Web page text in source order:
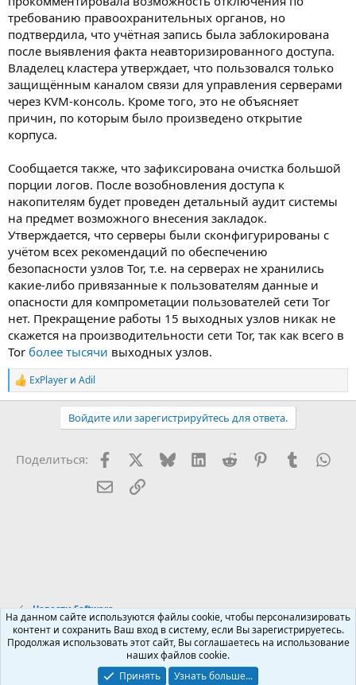
требованию правоохранительных органов, но
подтвердила, что учётная запись была заблокирована
после выявления факта неавторизированного доступа.
Владелец кластера утверждает, что пользовался только
защищённым каналом связи для управления серверами
через KVM-консоль. Кроме того, это не объясняет
причин, по которым было произведено открытие
корпуса.
Сообщается также, что зафиксирована очистка большой
порции логов. После возобновления доступа к
накопителям будет проведен детальный аудит системы
на предмет возможного внесения закладок.
Утверждается, что серверы были сконфигурированы с
учётом всех рекомендаций по обеспечению
безопасности узлов Tor, т.е. на серверах не хранились
какие-либо привязанные к пользователям данные и
опасности для компрометации пользователей сети Tor
нет. Прекращение работы 15 выходных узлов никак не
скажется на производительности сети Tor, так как всего в
Tor более тысячи выходных узлов.
Р
е
и
ExPlayer и Adil
Войдите или зарегистрируйтесь для ответа.
Поделиться: FacebookX (Twitter)
BlueskyLinkedInReddit PinterestTumblr
Электронная почта
Ссылка
Новости Software
Russian (RU)
Условия и правила
Политика конфиденциальности
Помощь
На данном сайте используются файлы cookie, чтобы персонализировать
контент и сохранить Ваш вход в систему, если Вы зарегистрируетесь.
Продолжая использовать этот сайт, Вы соглашаетесь на использование
наших файлов cookie.
Принять
Узнать больше...